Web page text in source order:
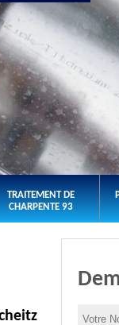
TRAITEMENT DE
CHARPENTE 93